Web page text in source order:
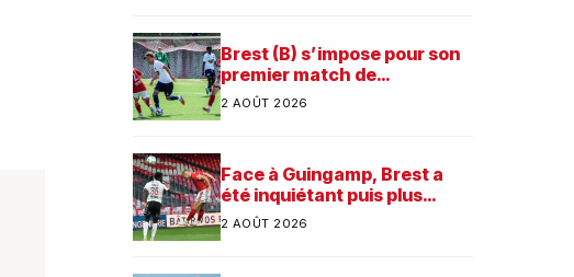
Brest (B) s’impose pour son
premier match de
préparation
2 AOÛT 2026
Face à Guingamp, Brest a
été inquiétant puis plus
consistant
2 AOÛT 2026